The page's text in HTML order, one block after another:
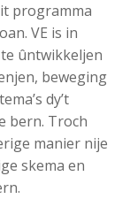
programma
VE is in
ûntwikkeljen
beweging
dy’t
bern. Troch
manier nije
skema en